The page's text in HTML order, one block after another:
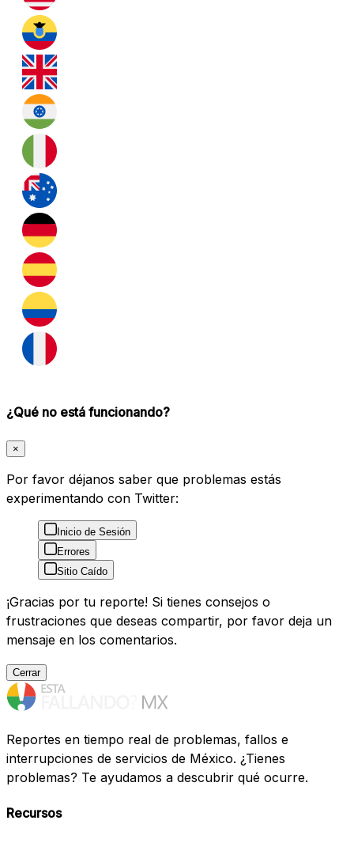
¿Qué no está funcionando?
×
Por favor déjanos saber que problemas estás
experimentando con Twitter:
Inicio de Sesión
Errores
Sitio Caído
¡Gracias por tu reporte! Si tienes consejos o
frustraciones que deseas compartir, por favor deja un
mensaje en los comentarios.
Cerrar
Reportes en tiempo real de problemas, fallos e
interrupciones de servicios de México. ¿Tienes
problemas? Te ayudamos a descubrir qué ocurre.
Recursos